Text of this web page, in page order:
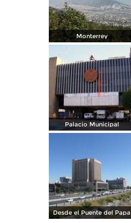
Monterrey
Palacio Municipal
Desde el Puente del Papa